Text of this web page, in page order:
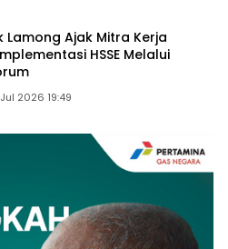
Lamong Ajak Mitra Kerja
HSSE Melalui
2026 19:49